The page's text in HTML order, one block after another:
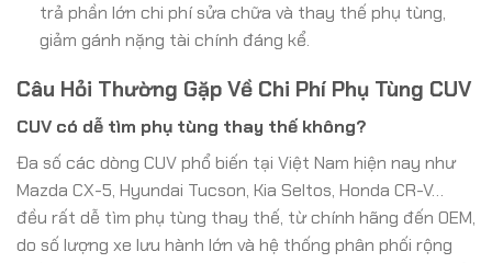
trả phần lớn chi phí sửa chữa và thay thế phụ tùng,
giảm gánh nặng tài chính đáng kể.
Câu Hỏi Thường Gặp Về Chi Phí Phụ Tùng CUV
CUV có dễ tìm phụ tùng thay thế không?
Đa số các dòng CUV phổ biến tại Việt Nam hiện nay như
Mazda CX-5, Hyundai Tucson, Kia Seltos, Honda CR-V…
đều rất dễ tìm phụ tùng thay thế, từ chính hãng đến OEM,
do số lượng xe lưu hành lớn và hệ thống phân phối rộng